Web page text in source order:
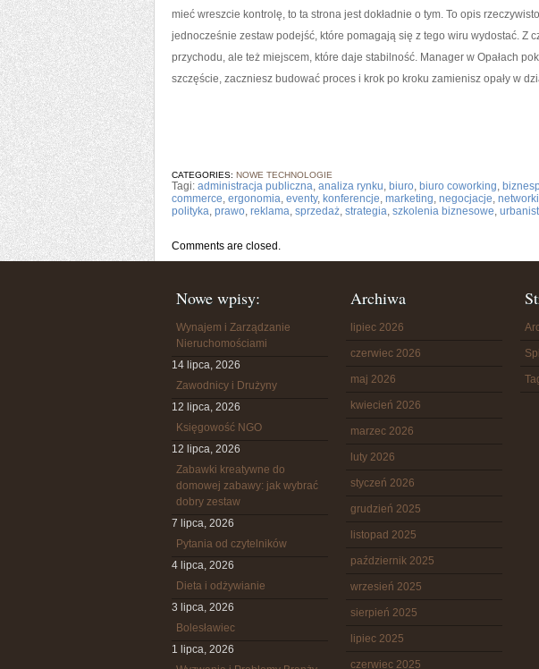
mieć wreszcie kontrolę, to ta strona jest dokładnie o tym. To opis
jednocześnie zestaw podejść, które pomagają się z tego wiru wydostać. Z
przychodu, ale też miejscem, które daje stabilność. Manager w Opałach
szczęście, zaczniesz budować proces i krok po kroku zamienisz opały w
CATEGORIES: NOWE TECHNOLOGIE
Tagi: administracja publiczna, analiza rynku, biuro, biuro coworking,
commerce, ergonomia, eventy, konferencje, marketing, negocjacje,
polityka, prawo, reklama, sprzedaż, strategia, szkolenia biznesowe,
Comments are closed.
Nowe wpisy:
Wynajem i Zarządzanie
Nieruchomościami
14 lipca, 2026
Zawodnicy i Drużyny
12 lipca, 2026
Księgowość NGO
12 lipca, 2026
Zabawki kreatywne do
domowej zabawy: jak wybrać
dobry zestaw
7 lipca, 2026
Pytania od czytelników
4 lipca, 2026
Dieta i odżywianie
3 lipca, 2026
Bolesławiec
1 lipca, 2026
Archiwa
lipiec 2026
czerwiec 2026
maj 2026
kwiecień 2026
marzec 2026
luty 2026
styczeń 2026
grudzień 2025
listopad 2025
październik 2025
wrzesień 2025
sierpień 2025
lipiec 2025
czerwiec 2025